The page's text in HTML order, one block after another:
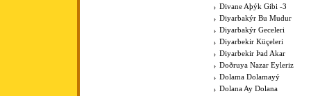
Divane Aþýk Gibi -3
Diyarbakýr Bu Mudur
Diyarbakýr Geceleri
Diyarbekir Küçeleri
Diyarbekir Þad Akar
Doðruya Nazar Eyleriz
Dolama Dolamayý
Dolana Ay Dolana